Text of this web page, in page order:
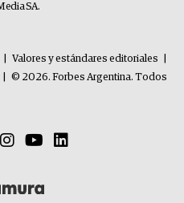
SA.
Valores y estándares editoriales
© 2026. Forbes Argentina. Todos